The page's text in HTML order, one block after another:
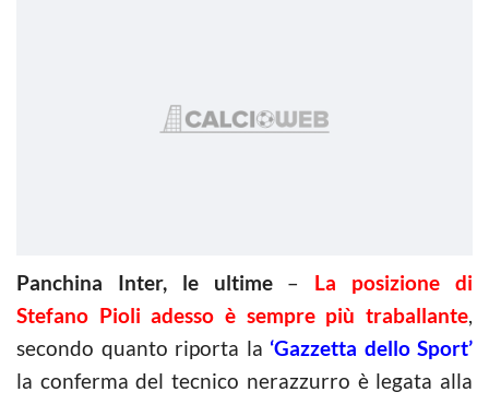
Panchina Inter, le ultime– La posizione di
Stefano Pioli adesso è sempre più traballante,
secondo quanto riporta la ‘Gazzetta dello Sport’
la conferma del tecnico nerazzurro è legata alla